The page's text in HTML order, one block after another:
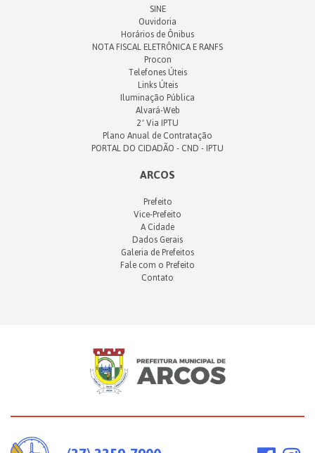
SINE
Ouvidoria
Horários de Ônibus
NOTA FISCAL ELETRÔNICA E RANFS
Procon
Telefones Úteis
Links Úteis
Iluminação Pública
Alvará-Web
2ª Via IPTU
Plano Anual de Contratação
PORTAL DO CIDADÃO - CND - IPTU
ARCOS
Prefeito
Vice-Prefeito
A Cidade
Dados Gerais
Galeria de Prefeitos
Fale com o Prefeito
Contato